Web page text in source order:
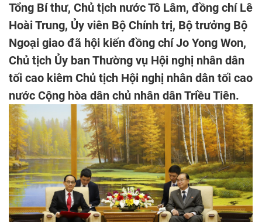
Tổng Bí thư, Chủ tịch nước Tô Lâm, đồng chí Lê
Hoài Trung, Ủy viên Bộ Chính trị, Bộ trưởng Bộ
Ngoại giao đã hội kiến đồng chí Jo Yong Won,
Chủ tịch Ủy ban Thường vụ Hội nghị nhân dân
tối cao kiêm Chủ tịch Hội nghị nhân dân tối cao
nước Cộng hòa dân chủ nhân dân Triều Tiên.